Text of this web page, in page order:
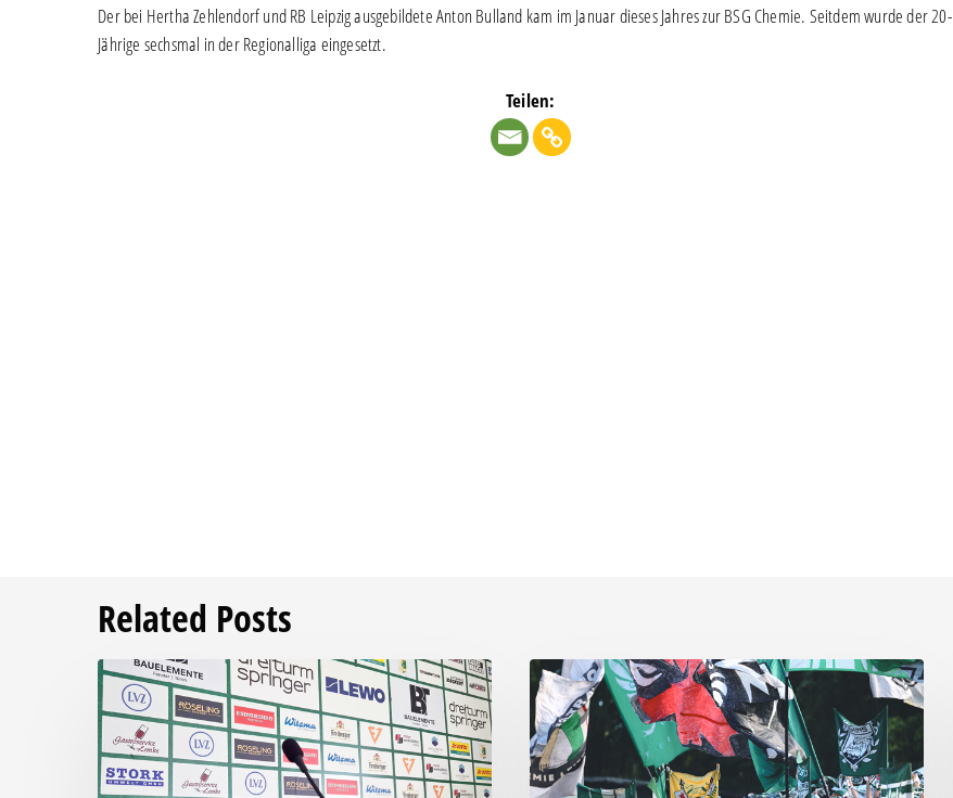
Der bei Hertha Zehlendorf und RB Leipzig ausgebildete Anton Bulland kam im Januar dieses Jahres zur BSG Chemie. Seitdem wurde der 20-
Jährige sechsmal in der Regionalliga eingesetzt.
Teilen:
Related Posts
Pressegespräch
vor
RSV
Eintracht
1949
Faninfo
zum
Auswärtsspiel
beim
RSV